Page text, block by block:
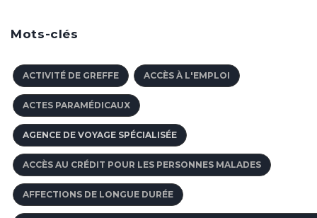
Mots-clés
ACTIVITÉ DE GREFFE ACCÈS À L'EMPLOI
ACTES PARAMÉDICAUX
AGENCE DE VOYAGE SPÉCIALISÉE
ACCÈS AU CRÉDIT POUR LES PERSONNES MALADES
AFFECTIONS DE LONGUE DURÉE